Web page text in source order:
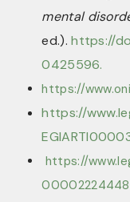
mental
ed.).https://
0425596.
https://
https://
https://